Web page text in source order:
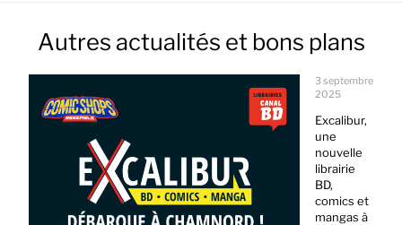
Autres actualités et bons plans
3 septembre
2025
Excalibur,
une
nouvelle
librairie
BD,
comics et
mangas à